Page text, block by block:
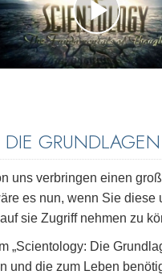
uns verbringen einen
es nun, wenn Sie
sie Zugriff nehmen zu
„Scientology: Die
und die zum Leben